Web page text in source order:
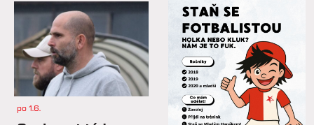
so 7.2.
⚽️ DNES HRAJÍ HANÁCI 🔴⚪️V
dalším přípravném utkání...
st 4.2.
po 1.6.